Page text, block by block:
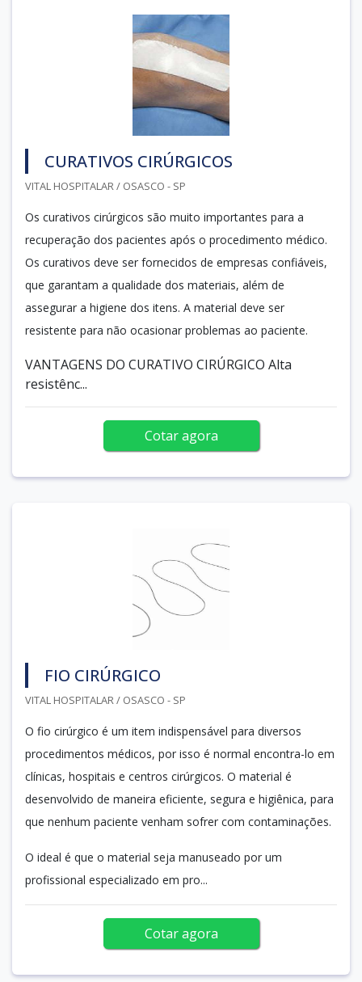
CURATIVOS CIRÚRGICOS
VITAL HOSPITALAR / OSASCO - SP
Os curativos cirúrgicos são muito importantes para a
recuperação dos pacientes após o procedimento médico.
Os curativos deve ser fornecidos de empresas confiáveis,
que garantam a qualidade dos materiais, além de
assegurar a higiene dos itens. A material deve ser
resistente para não ocasionar problemas ao paciente.
VANTAGENS DO CURATIVO CIRÚRGICO Alta
resistênc...
Cotar agora
FIO CIRÚRGICO
VITAL HOSPITALAR / OSASCO - SP
O fio cirúrgico é um item indispensável para diversos
procedimentos médicos, por isso é normal encontra-lo em
clínicas, hospitais e centros cirúrgicos. O material é
desenvolvido de maneira eficiente, segura e higiênica, para
que nenhum paciente venham sofrer com contaminações.
O ideal é que o material seja manuseado por um
profissional especializado em pro...
Cotar agora